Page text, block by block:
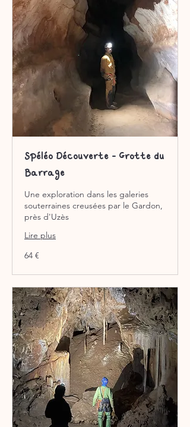
Spéléo Découverte - Grotte du
Barrage
Une exploration dans les galeries
souterraines creusées par le Gardon,
près d'Uzès
Lire plus
64
euros
64 €